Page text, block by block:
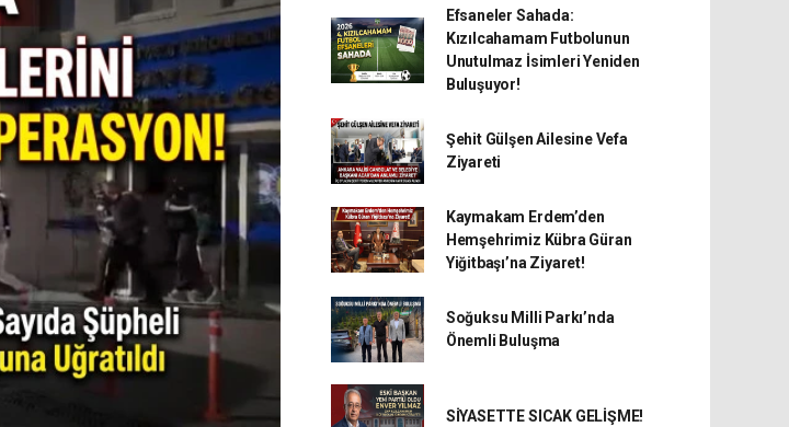
Efsaneler Sahada:
Kızılcahamam Futbolunun
Unutulmaz İsimleri Yeniden
Buluşuyor!
Şehit Gülşen Ailesine Vefa
Ziyareti
Kaymakam Erdem’den
Hemşehrimiz Kübra Güran
Yiğitbaşı’na Ziyaret!
Soğuksu Milli Parkı’nda
Önemli Buluşma
SİYASETTE SICAK GELİŞME!